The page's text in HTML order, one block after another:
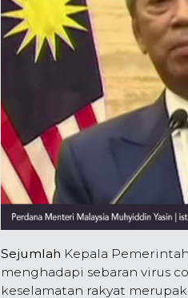
Sejumlah Kepala
menghadapi sebaran virus
keselamatan rakyat